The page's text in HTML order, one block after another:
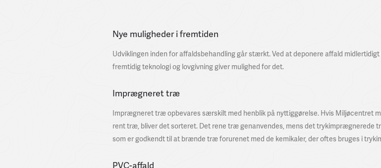
Nye muligheder i fremtiden
Udviklingen inden for affaldsbehandling går stærkt. Ved at deponere affald
fremtidig teknologi og lovgivning giver mulighed for det.
Imprægneret træ
Imprægneret træ opbevares særskilt med henblik på nyttiggørelse. Hvis Miljøcentret
rent træ, bliver det sorteret. Det rene træ genanvendes, mens det
som er godkendt til at brænde træ forurenet med de kemikaler, der oftes bruges i
PVC-affald